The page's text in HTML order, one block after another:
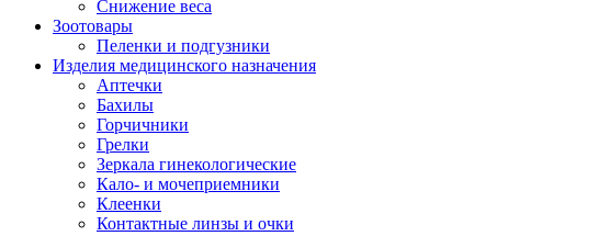
Снижение веса
Зоотовары
Пеленки и подгузники
Изделия медицинского назначения
Аптечки
Бахилы
Горчичники
Грелки
Зеркала гинекологические
Кало- и мочеприемники
Клеенки
Контактные линзы и очки